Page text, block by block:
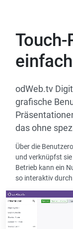
odWeb.tv
grafische
das ohne
Über die
und verknüpfst
Betrieb kann ein
so interaktiv